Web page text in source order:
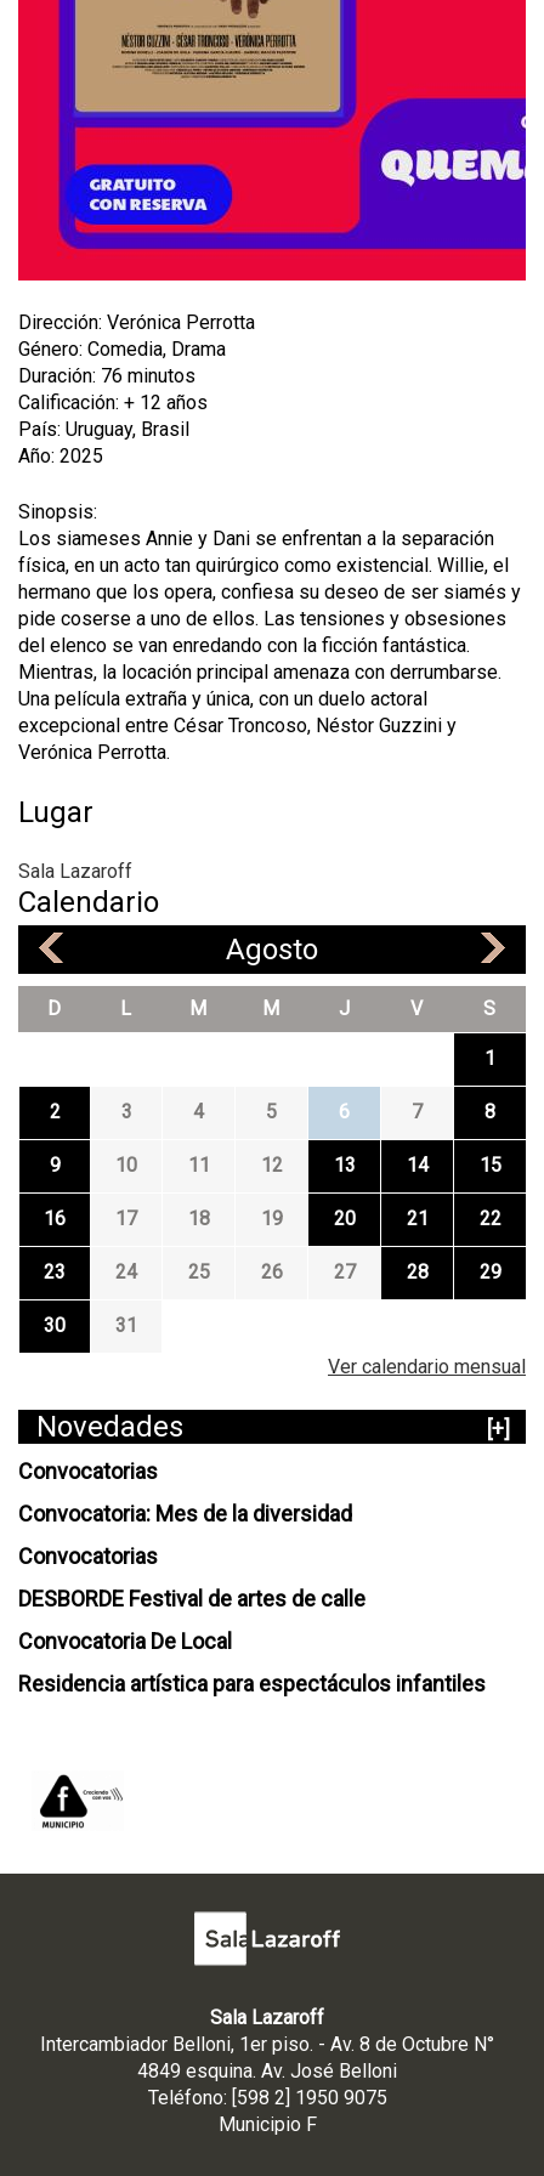
Dirección: Verónica Perrotta
Género: Comedia, Drama
Duración: 76 minutos
Calificación: + 12 años
País: Uruguay, Brasil
Año: 2025
Sinopsis:
Los siameses Annie y Dani se enfrentan a la separación
física, en un acto tan quirúrgico como existencial. Willie, el
hermano que los opera, confiesa su deseo de ser siamés y
pide coserse a uno de ellos. Las tensiones y obsesiones
del elenco se van enredando con la ficción fantástica.
Mientras, la locación principal amenaza con derrumbarse.
Una película extraña y única, con un duelo actoral
excepcional entre César Troncoso, Néstor Guzzini y
Verónica Perrotta.
Lugar
Sala Lazaroff
Calendario
Agosto
D L M M J V S
1
2 3 4 5 6 7 8
9 10 11 12 13 14 15
16 17 18 19 20 21 22
23 24 25 26 27 28 29
30
31
Ver calendario mensual
Novedades
[+]
Convocatorias
Convocatoria: Mes de la diversidad
Convocatorias
DESBORDE Festival de artes de calle
Convocatoria De Local
Residencia artística para espectáculos infantiles
Sala Lazaroff
Intercambiador Belloni, 1er piso. - Av. 8 de Octubre N°
4849 esquina. Av. José Belloni
Teléfono: [598 2] 1950 9075
Municipio F